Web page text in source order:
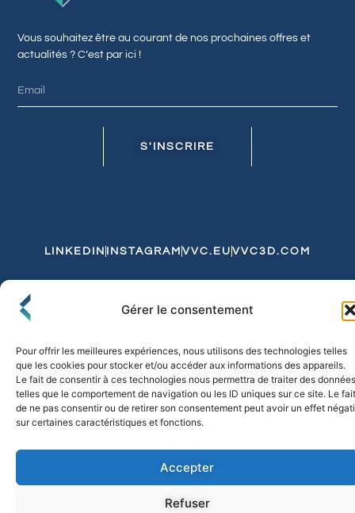
Gérer le consentement
Pour offrir les meilleures expériences, nous utilisons des technologies telles
que les cookies pour stocker et/ou accéder aux informations des appareils.
Le fait de consentir à ces technologies nous permettra de traiter des données
telles que le comportement de navigation ou les ID uniques sur ce site. Le fait
de ne pas consentir ou de retirer son consentement peut avoir un effet
sur certaines caractéristiques et fonctions.
Accepter
Refuser
Vous souhaitez être au courant de nos prochaines offres et
actualités ? C’est par ici !
S'INSCRIRE
LINKEDIN INSTAGRAM VVC.EU VVC3D.COM
Politique de Confidentialité et de CookiesExpédition et Livraison
© 2026 FLO & CO. All Rights Reserved